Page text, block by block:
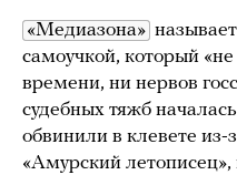
«Медиазона»
самоучкой, который
времени, ни нервов
судебных тяжб
обвинили в клевете из-
«Амурский летописец»,